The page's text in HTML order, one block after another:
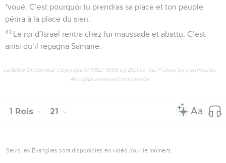
*voué. C’est pourquoi tu prendras sa place et ton peuple
périra à la place du sien.
43 Le roi d’Israël rentra chez lui maussade et abattu. C’est
ainsi qu’il regagna Samarie.
La Bible Du Semeur Copyright © 1992, 1999 by Biblica, Inc.® Used by permission.
All rights reserved worldwide.
1 Rois 21
Seuls les Évangiles sont disponibles en vidéo pour le moment.